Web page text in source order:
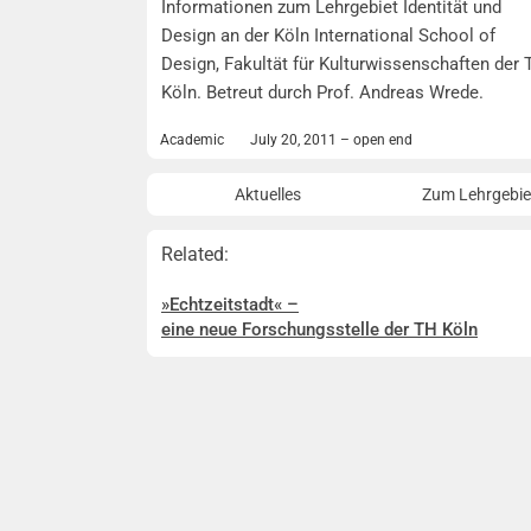
Informationen zum Lehrgebiet Identität und
Design an der Köln International School of
Design, Fakultät für Kulturwissenschaften der
Köln. Betreut durch Prof. Andreas Wrede.
Academic July 20, 2011 – open end
Aktuelles Zum
Related:
»Echtzeitstadt« –
eine neue Forschungsstelle der TH Köln